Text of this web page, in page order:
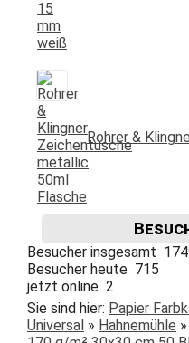
Rohrer &
Besucher insgesamt
Besucher heute 715
jetzt online 2
Sie sind hier: Papier
Universal » Hahnemühle »